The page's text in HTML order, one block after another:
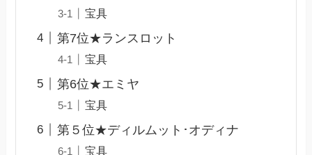
宝具
第7位★ランスロット
宝具
第6位★エミヤ
宝具
第５位★ディルムット･オディナ
宝具